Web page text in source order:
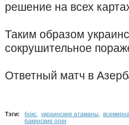
решение на всех
Таким образом
сокрушительное
Ответный матч в
Тэги: бокс, украинские атаманы,
бакинские огни